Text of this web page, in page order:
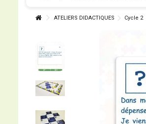
ATELIERS DIDACTIQUES Cycle 2